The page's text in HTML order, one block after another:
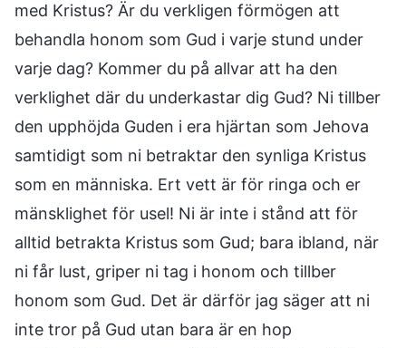
med Kristus? Är du verkligen förmögen att
behandla honom som Gud i varje stund under
varje dag? Kommer du på allvar att ha den
verklighet där du underkastar dig Gud? Ni tillber
den upphöjda Guden i era hjärtan som Jehova
samtidigt som ni betraktar den synliga Kristus
som en människa. Ert vett är för ringa och er
mänsklighet för usel! Ni är inte i stånd att för
alltid betrakta Kristus som Gud; bara ibland, när
ni får lust, griper ni tag i honom och tillber
honom som Gud. Det är därför jag säger att ni
inte tror på Gud utan bara är en hop